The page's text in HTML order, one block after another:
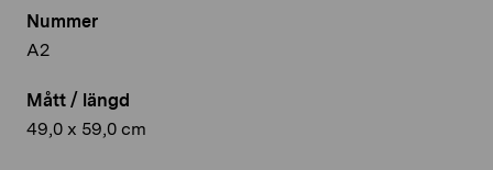
Nummer
A2
Mått / längd
49,0 x 59,0 cm